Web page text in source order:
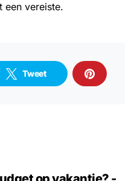
een vereiste.
Tweet